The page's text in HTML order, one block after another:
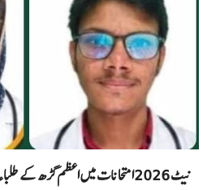
نیٹ 2026امتحانات میں اعظم گڑھ کے طلباءنے کیا شاندار کار کردگی کا مظاہرہ